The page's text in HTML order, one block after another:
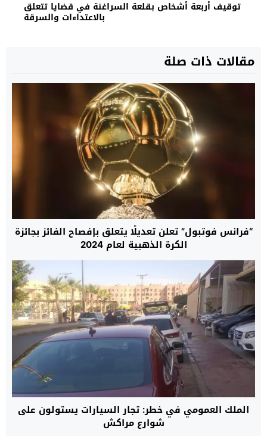
توقيف أربعة أشخاص بقلعة السراغنة في قضايا تتعلق
بالاعتداءات والسرقة
مقالات ذات صلة
“فرانس فوتبول” تعلن تعديلًا يتعلق بإفصاح الفائز بجائزة
الكرة الذهبية لعام 2024
الملك العمومي في خطر: تجار السيارات يستولون على
شوارع مراكش